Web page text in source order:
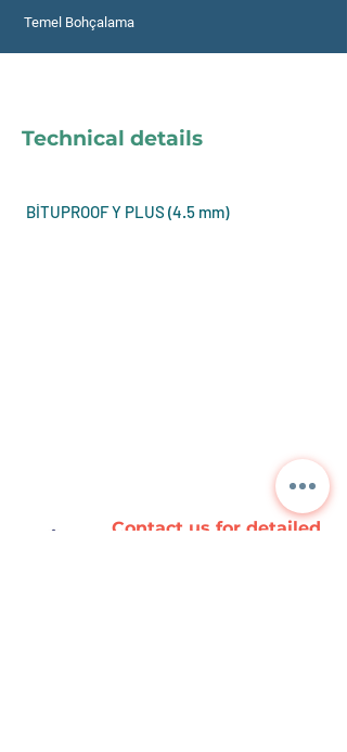
Temel Bohçalama
Technical details
BİTUPROOF Y PLUS (4.5 mm)
Contact us for detailed